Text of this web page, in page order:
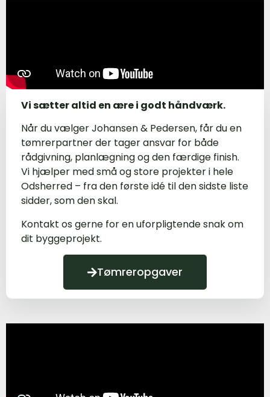
Vi sætter altid en ære i godt håndværk.
Når du vælger Johansen & Pedersen, får du en
tømrerpartner der tager ansvar for både
rådgivning, planlægning og den færdige finish.
Vi hjælper med små og store projekter i hele
Odsherred – fra den første idé til den sidste liste
sidder, som den skal.
Kontakt os gerne for en uforpligtende snak om
dit byggeprojekt.
Tømreropgaver